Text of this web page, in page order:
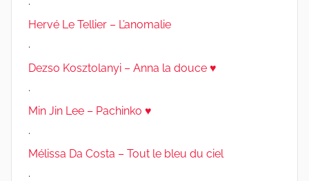
Hervé Le Tellier – L’anomalie
.
Dezso Kosztolanyi – Anna la douce ♥
.
Min Jin Lee – Pachinko ♥
.
Mélissa Da Costa – Tout le bleu du ciel
.